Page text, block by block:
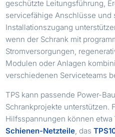
geschützte Leitungsführung,
servicefähige Anschlüsse und
Installationszugang
wenn der Schrank mit
Stromversorgungen,
Modulen oder Anlagen
verschiedenen Serviceteams
TPS kann passende Power-
Schrankprojekte unterstützen.
Hilfsspannungen können etwa
Schienen-Netzteile , das